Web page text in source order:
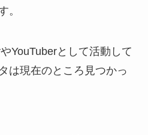
。
YouTuberとして活動して
は現在のところ見つかっ